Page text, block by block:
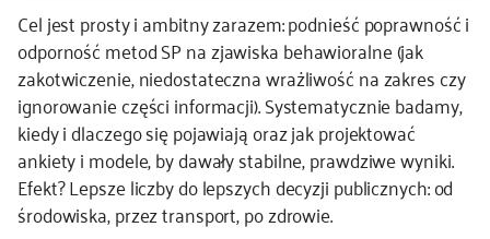
Cel jest prosty i ambitny zarazem: podnieść poprawność i
odporność metod SP na zjawiska behawioralne (jak
zakotwiczenie, niedostateczna wrażliwość na zakres czy
ignorowanie części informacji). Systematycznie badamy,
kiedy i dlaczego się pojawiają oraz jak projektować
ankiety i modele, by dawały stabilne, prawdziwe wyniki.
Efekt? Lepsze liczby do lepszych decyzji publicznych: od
środowiska, przez transport, po zdrowie.